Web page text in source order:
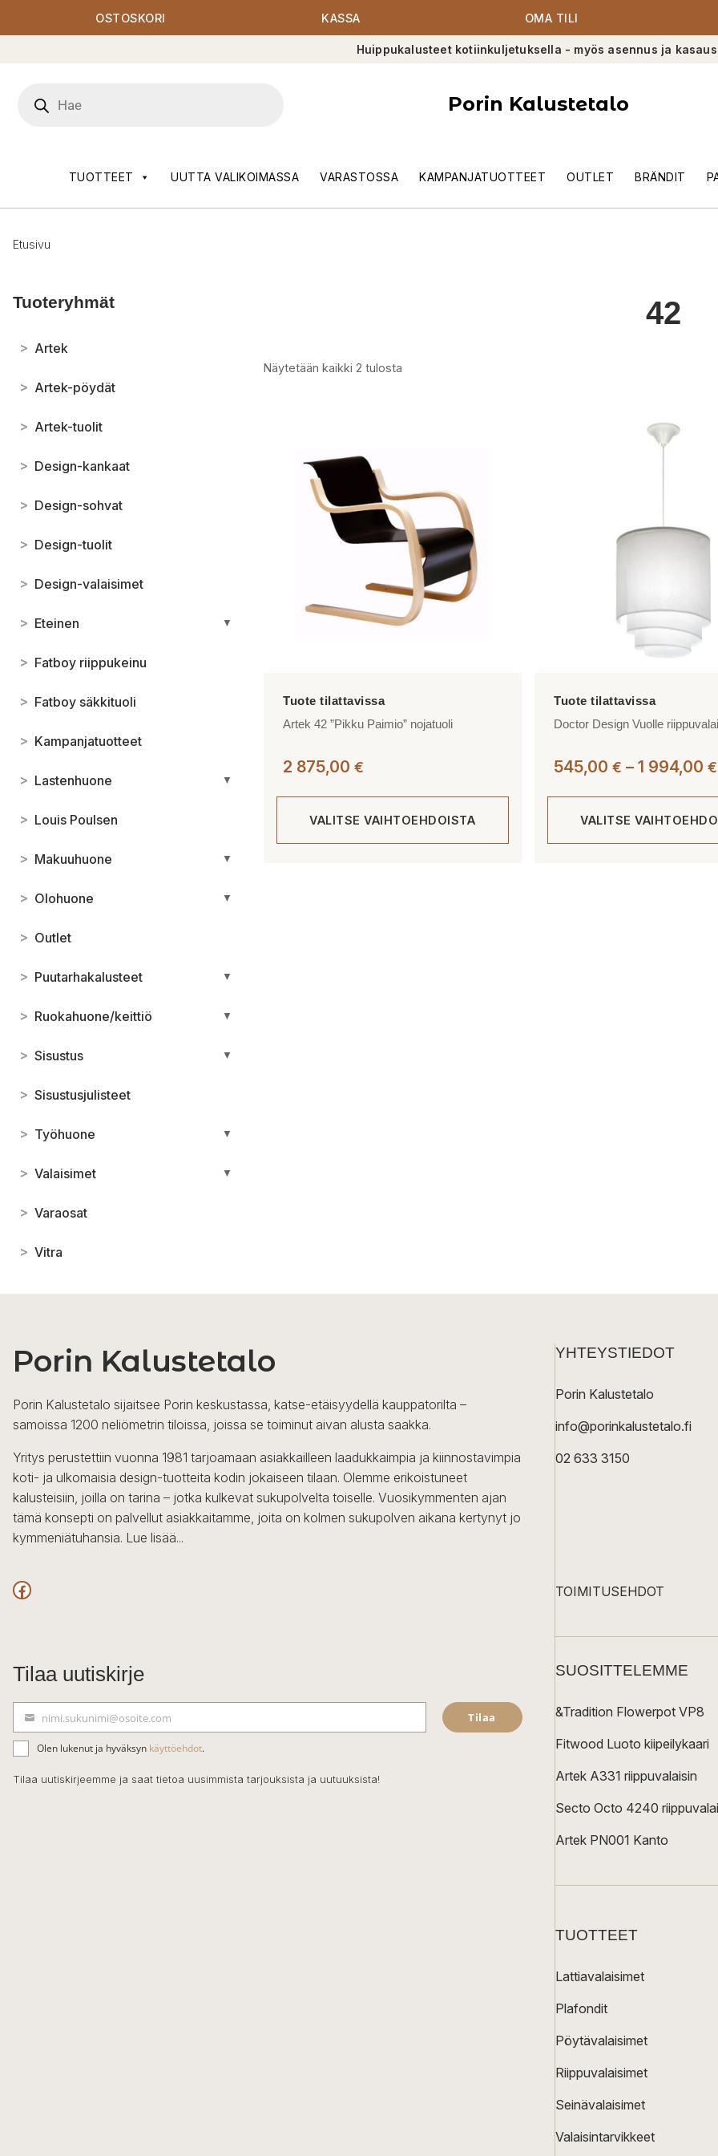
OSTOSKORI KASSA OMA TILI
Huippukalusteet kotiinkuljetuksella - myös asennus ja
search
Porin Kalustetalo
TUOTTEET UUTTA VALIKOIMASSA VARASTOSSA KAMPANJATUOTTEET OUTLET BRÄNDIT
Etusivu
Tuoteryhmät
> Artek
> Artek-pöydät
> Artek-tuolit
> Design-kankaat
> Design-sohvat
> Design-tuolit
> Design-valaisimet
> Eteinen ▼
> Fatboy riippukeinu
> Fatboy säkkituoli
> Kampanjatuotteet
> Lastenhuone ▼
> Louis Poulsen
> Makuuhuone ▼
> Olohuone ▼
> Outlet
> Puutarhakalusteet ▼
> Ruokahuone/keittiö ▼
> Sisustus ▼
> Sisustusjulisteet
> Työhuone ▼
> Valaisimet ▼
> Varaosat
> Vitra
42
Näytetään kaikki 2 tulosta
Artek 42 ”Pikku Paimio” nojatuoli
2 875,00 €
VALITSE VAIHTOEHDOISTA
Doctor Design Vuolle
545,00 € – 1 994,00 €
VALITSE
Porin Kalustetalo
Porin Kalustetalo sijaitsee Porin keskustassa, katse-etäisyydellä kauppatorilta –
samoissa 1200 neliömetrin tiloissa, joissa se toiminut aivan alusta saakka.
Yritys perustettiin vuonna 1981 tarjoamaan asiakkailleen laadukkaimpia ja kiinnostavimpia
koti- ja ulkomaisia design-tuotteita kodin jokaiseen tilaan. Olemme erikoistuneet
kalusteisiin, joilla on tarina – jotka kulkevat sukupolvelta toiselle. Vuosikymmenten ajan
tämä konsepti on palvellut asiakkaitamme, joita on kolmen sukupolven aikana kertynyt jo
kymmeniätuhansia. Lue lisää...
Facebook
Tilaa uutiskirje
ä
h
k
nimi.sukunimi@osoite.com Tilaa
Olen lukenut ja hyväksyn käyttöehdot.
Tilaa uutiskirjeemme ja saat tietoa uusimmista tarjouksista ja uutuuksista!
YHTEYSTIEDOT
Porin Kalustetalo
info@porinkalustetalo.fi
02 633 3150
TOIMITUSEHDOT
SUOSITTELEMME
&Tradition Flowerpot VP8
Fitwood Luoto kiipeilykaari
Artek A331 riippuvalaisin
Secto Octo 4240
Artek PN001 Kanto
TUOTTEET
Lattiavalaisimet
Plafondit
Pöytävalaisimet
Riippuvalaisimet
Seinävalaisimet
Valaisintarvikkeet